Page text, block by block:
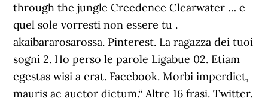
through the jungle Creedence Clearwater … e
quel sole vorresti non essere tu .
akaibararosarossa. Pinterest. La ragazza dei tuoi
sogni 2. Ho perso le parole Ligabue 02. Etiam
egestas wisi a erat. Facebook. Morbi imperdiet,
mauris ac auctor dictum.“ Altre 16 frasi. Twitter.